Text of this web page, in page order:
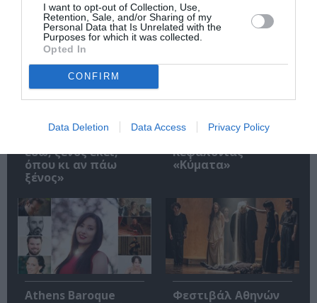
I want to opt-out of Collection, Use,
Retention, Sale, and/or Sharing of my
Personal Data that Is Unrelated with the
Purposes for which it was collected.
Opted In
CONFIRM
Data Deletion Data Access Privacy Policy
Ντοκιμαντέρ
εδώ, ξένος εκεί,
όπου κι αν πάω
ξένος»
Διεθνές Φεστιβάλ
Κεφαλονιάς
«Κύματα»
Athens Baroque
Φεστιβάλ Αθηνών